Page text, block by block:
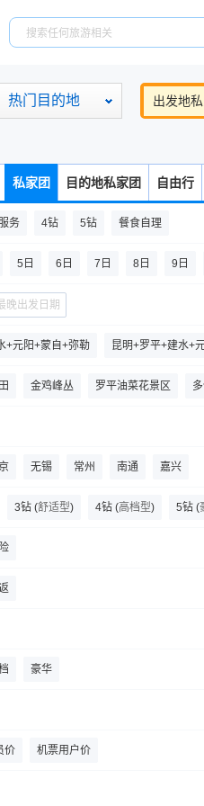
热门目的地 出发地
私家团 目的地私家团 自由行
务 4钻 5钻 餐食自理
5日 6日 7日 8日 9日
+元阳+蒙自+弥勒 昆明+罗平+建水+
平 昆明+玉溪+弥勒 昆明+玉溪+
金鸡峰丛 罗平油菜花景区
无锡 常州 南通 嘉兴
3钻 (舒适型) 4钻 (高档型) 5钻 (
豪华
价 机票用户价